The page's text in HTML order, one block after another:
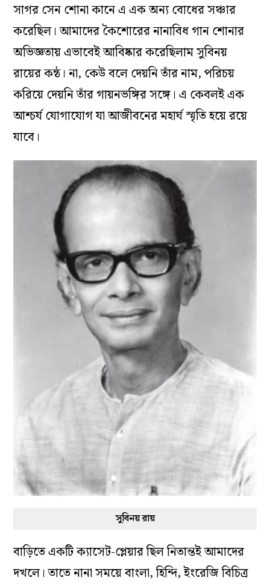
সাগর সেন শোনা কানে এ এক অন্য বোধের সঞ্চার
করেছিল। আমাদের কৈশোরের নানাবিধ গান শোনার
অভিজ্ঞতায় এভাবেই আবিষ্কার করেছিলাম সুবিনয়
রায়ের কন্ঠ। না, কেউ বলে দেয়নি তাঁর নাম, পরিচয়
করিয়ে দেয়নি তাঁর গায়নভঙ্গির সঙ্গে। এ কেবলই এক
আশ্চর্য যোগাযোগ যা আজীবনের মহার্ঘ স্মৃতি হয়ে রয়ে
যাবে।
সুবিনয় রায়
বাড়িতে একটি ক্যাসেট-প্লেয়ার ছিল নিতান্তই আমাদের
দখলে। তাতে নানা সময়ে বাংলা, হিন্দি, ইংরেজি বিচিত্র